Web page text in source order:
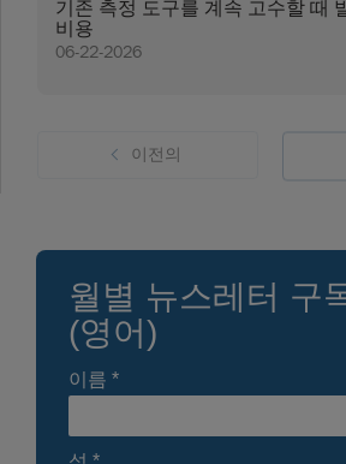
기존 측정 도구를 계속 고수할 때
비용
06-22-2026
이전의